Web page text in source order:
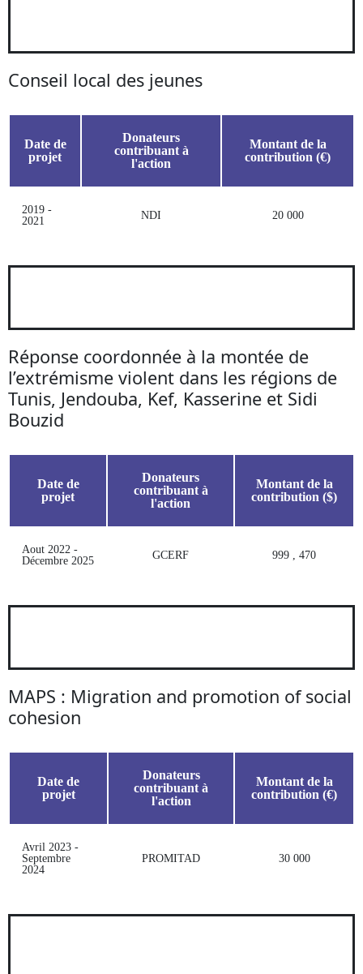
Conseil local des jeunes
Date de
projet
Donateurs
contribuant à
l'action
Montant de la
contribution (€)
2019 -
2021
NDI 20 000
Réponse coordonnée à la montée de
l’extrémisme violent dans les régions de
Tunis, Jendouba, Kef, Kasserine et Sidi
Bouzid
Date de
projet
Donateurs
contribuant à
l'action
Montant de la
contribution ($)
Aout 2022 -
Décembre 2025
GCERF 999 , 470
MAPS : Migration and promotion of social
cohesion
Date de
projet
Donateurs
contribuant à
l'action
Montant de la
contribution (€)
Avril 2023 -
Septembre
2024
PROMITAD 30 000